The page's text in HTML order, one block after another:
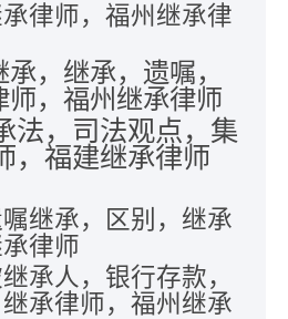
律师，福州继承律
，继承，遗嘱，
师，福州继承律师
法，司法观点，集
，福建继承律师
继承，区别，继承
律师
承人，银行存款，
承律师，福州继承